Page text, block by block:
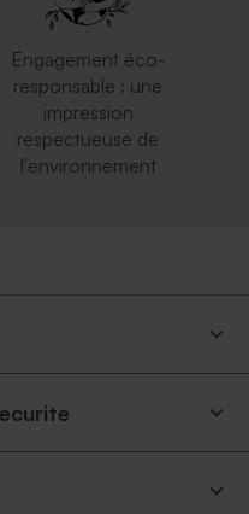
Engagement éco-
responsable : une
impression
respectueuse de
l'environnement